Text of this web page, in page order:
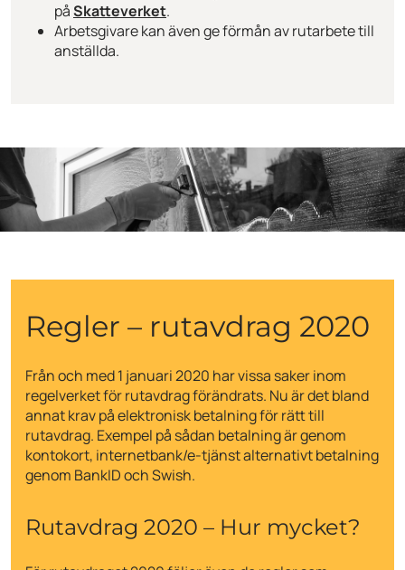
påSkatteverket.
Arbetsgivare kan även ge förmån av rutarbete till
anställda.
Regler – rutavdrag 2020
Från och med 1 januari 2020 har vissa saker inom
regelverket för rutavdrag förändrats. Nu är det bland
annat krav på elektronisk betalning för rätt till
rutavdrag. Exempel på sådan betalning är genom
kontokort, internetbank/e-tjänst alternativt betalning
genom BankID och Swish.
Rutavdrag 2020 – Hur mycket?